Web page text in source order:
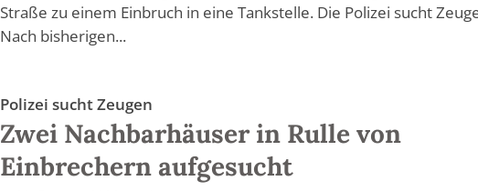
Straße zu einem Einbruch in eine Tankstelle. Die Polizei sucht
Nach bisherigen...
Polizei sucht Zeugen
Zwei Nachbarhäuser in Rulle von
Einbrechern aufgesucht